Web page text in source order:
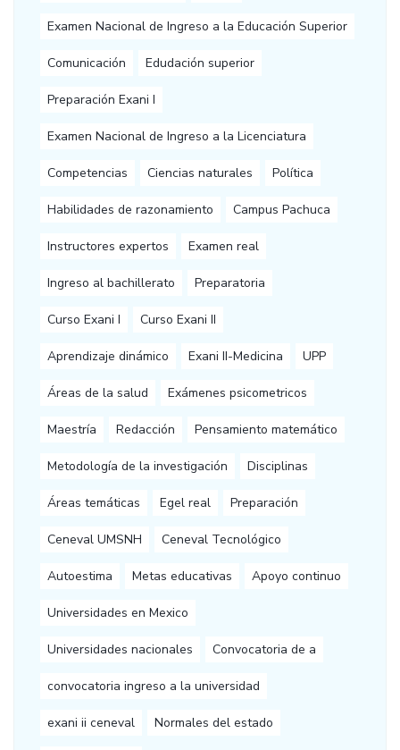
Examen Nacional de Ingreso a la Educación Superior
Comunicación Edudación superior
Preparación Exani I
Examen Nacional de Ingreso a la Licenciatura
Competencias Ciencias naturales Política
Habilidades de razonamiento Campus Pachuca
Instructores expertos Examen real
Ingreso al bachillerato Preparatoria
Curso Exani I Curso Exani II
Aprendizaje dinámico Exani II-Medicina UPP
Áreas de la salud Exámenes psicometricos
Maestría Redacción Pensamiento matemático
Metodología de la investigación Disciplinas
Áreas temáticas Egel real Preparación
Ceneval UMSNH Ceneval Tecnológico
Autoestima Metas educativas Apoyo continuo
Universidades en Mexico
Universidades nacionales Convocatoria de a
convocatoria ingreso a la universidad
exani ii ceneval Normales del estado